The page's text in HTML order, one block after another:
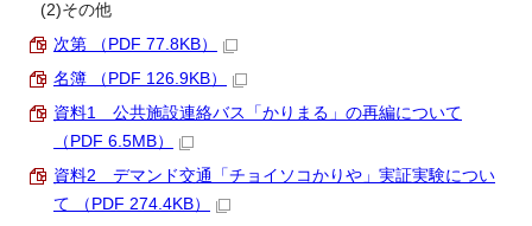
(2)その他
次第 （PDF 77.8KB）
名簿 （PDF 126.9KB）
資料1 公共施設連絡バス「かりまる」の再編について
（PDF 6.5MB）
資料2 デマンド交通「チョイソコかりや」実証実験につい
て （PDF 274.4KB）